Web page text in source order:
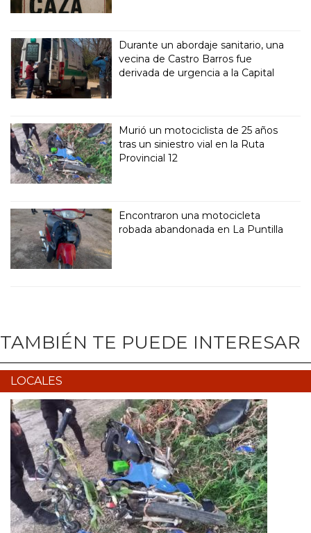
Durante un abordaje sanitario, una
vecina de Castro Barros fue
derivada de urgencia a la Capital
Murió un motociclista de 25 años
tras un siniestro vial en la Ruta
Provincial 12
Encontraron una motocicleta
robada abandonada en La Puntilla
TAMBIÉN TE PUEDE INTERESAR
LOCALES